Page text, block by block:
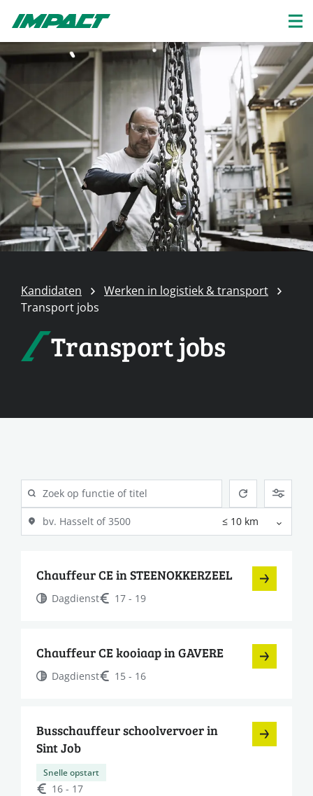
Kandidaten
Werken in logistiek & transport
Transport jobs
Transport jobs
Chauffeur CE in STEENOKKERZEEL
Dagdienst 17 - 19
Chauffeur CE kooiaap in GAVERE
Dagdienst 15 - 16
Busschauffeur schoolvervoer in
Sint Job
Snelle opstart
16 - 17